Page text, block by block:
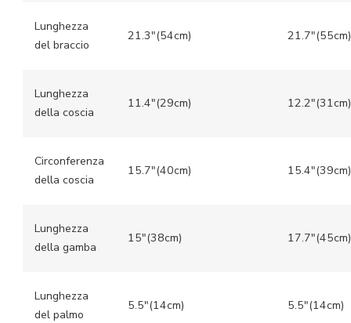
Lunghezza
del braccio
21.3″(54cm) 21.7″(55cm)
Lunghezza
della coscia
11.4″(29cm) 12.2″(31cm)
Circonferenza
della coscia
15.7″(40cm) 15.4″(39cm)
Lunghezza
della gamba
15″(38cm) 17.7″(45cm)
Lunghezza
del palmo
5.5″(14cm) 5.5″(14cm)